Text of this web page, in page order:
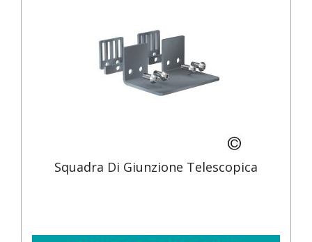
Squadra Di Giunzione Telescopica